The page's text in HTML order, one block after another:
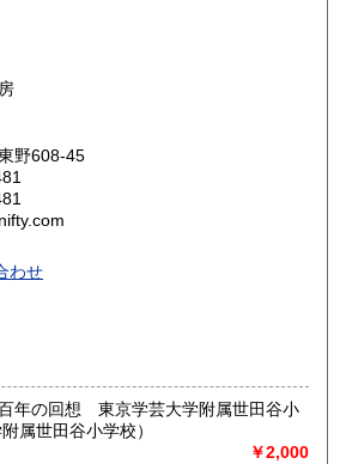
600円
600円
600円 大分県 600円
600円 鹿児島県 600円
野608-45
わせ
随筆紀行
年の回想 東京学芸大学附属世田谷小
学附属世田谷小学校）
￥2,000